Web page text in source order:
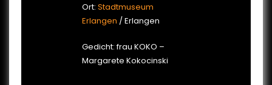
Ort: Stadtmuseum
Erlangen / Erlangen
Gedicht: frau KOKO –
Margarete Kokocinski